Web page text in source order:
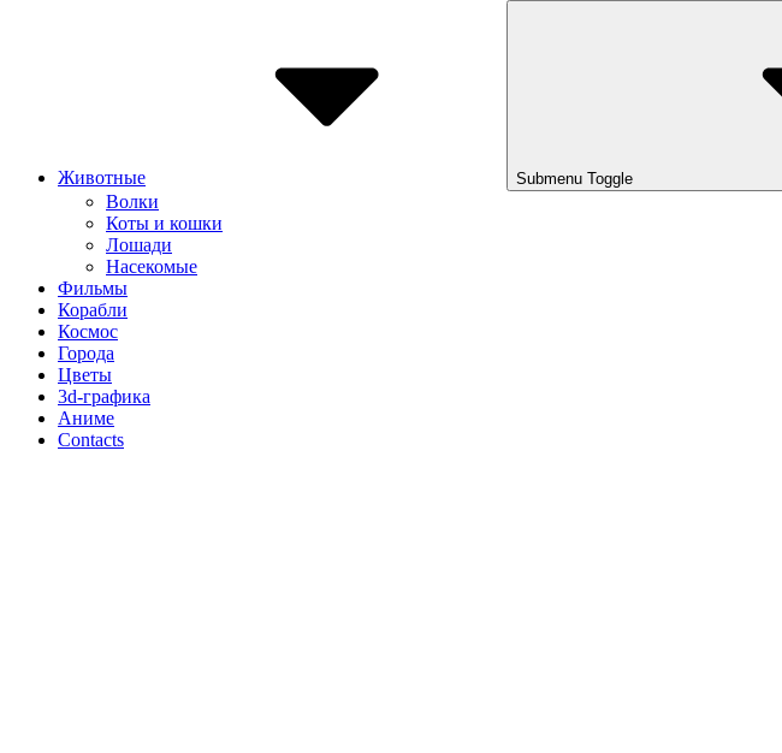
Животные Submenu Toggle
Волки
Коты и кошки
Лошади
Насекомые
Фильмы
Корабли
Космос
Города
Цветы
3d-графика
Аниме
Contacts